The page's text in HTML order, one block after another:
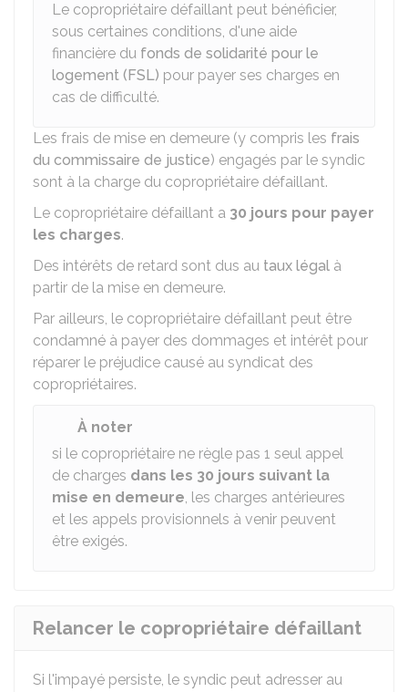
Le copropriétaire défaillant peut bénéficier,
sous certaines conditions, d'une aide
financière du fonds de solidarité pour le
logement (FSL) pour payer ses charges en
cas de difficulté.
Les frais de mise en demeure (y compris les frais
du commissaire de justice) engagés par le syndic
sont à la charge du copropriétaire défaillant.
Le copropriétaire défaillant a 30 jours pour payer
les charges.
Des intérêts de retard sont dus au taux légal à
partir de la mise en demeure.
Par ailleurs, le copropriétaire défaillant peut être
condamné à payer des dommages et intérêt pour
réparer le préjudice causé au syndicat des
copropriétaires.
À noter
si le copropriétaire ne règle pas 1 seul appel
de charges dans les 30 jours suivant la
mise en demeure, les charges antérieures
et les appels provisionnels à venir peuvent
être exigés.
Relancer le copropriétaire défaillant
Si l'impayé persiste, le syndic peut adresser au